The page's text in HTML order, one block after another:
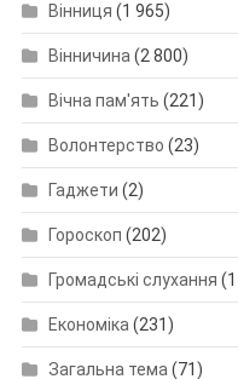
Вінниця (1 965)
Вінничина(2 800)
Вічна пам'ять (221)
Волонтерство (23)
Гаджети (2)
Гороскоп (202)
Громадські слухання
Економіка(231)
Загальна тема(71)